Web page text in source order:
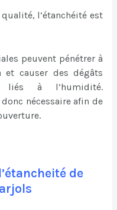
l’étanchéité est
peuvent pénétrer à
et causer des dégâts
liés à l’humidité.
nécessaire afin de
de